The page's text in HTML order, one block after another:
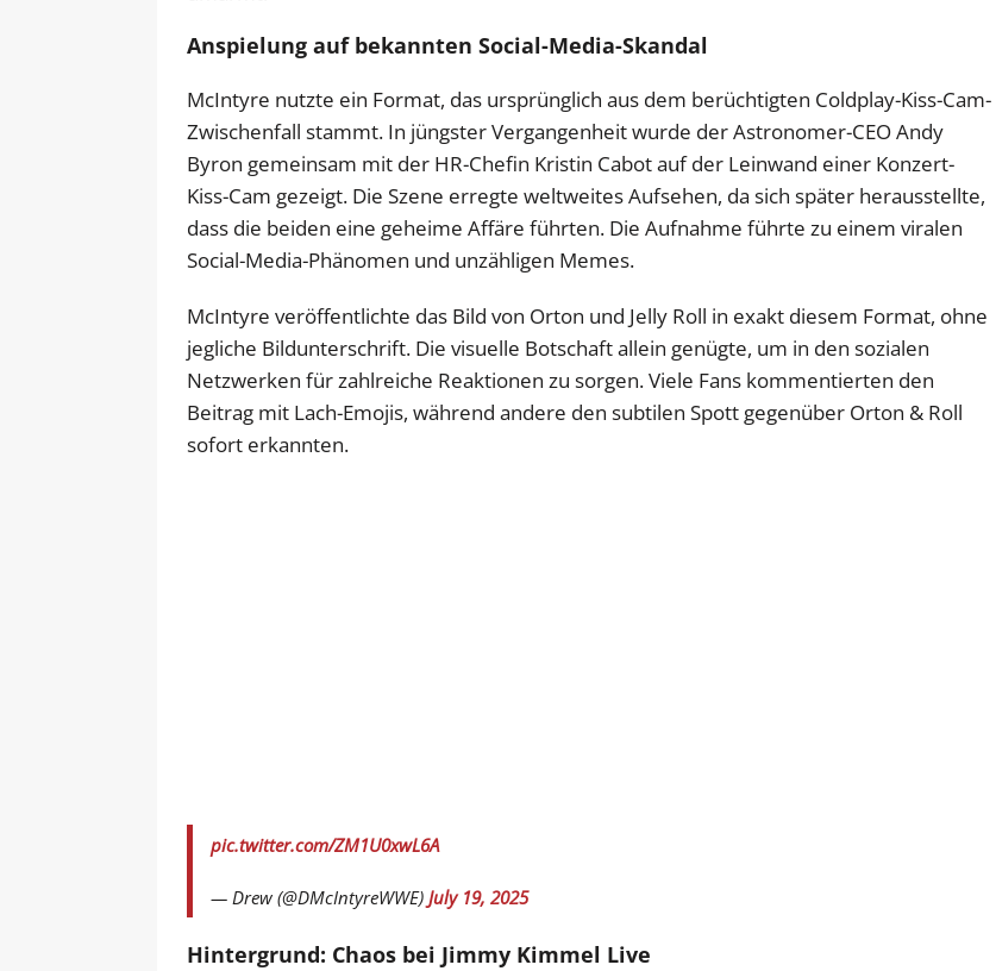
Anspielung auf bekannten Social-Media-Skandal
McIntyre nutzte ein Format, das ursprünglich aus dem berüchtigten Coldplay-Kiss-Cam-
Zwischenfall stammt. In jüngster Vergangenheit wurde der Astronomer-CEO Andy
Byron gemeinsam mit der HR-Chefin Kristin Cabot auf der Leinwand einer Konzert-
Kiss-Cam gezeigt. Die Szene erregte weltweites Aufsehen, da sich später herausstellte,
dass die beiden eine geheime Affäre führten. Die Aufnahme führte zu einem viralen
Social-Media-Phänomen und unzähligen Memes.
McIntyre veröffentlichte das Bild von Orton und Jelly Roll in exakt diesem Format, ohne
jegliche Bildunterschrift. Die visuelle Botschaft allein genügte, um in den sozialen
Netzwerken für zahlreiche Reaktionen zu sorgen. Viele Fans kommentierten den
Beitrag mit Lach-Emojis, während andere den subtilen Spott gegenüber Orton & Roll
sofort erkannten.
pic.twitter.com/ZM1U0xwL6A
— Drew (@DMcIntyreWWE) July 19, 2025
Hintergrund: Chaos bei Jimmy Kimmel Live